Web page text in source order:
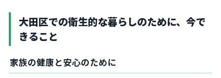
大田区での衛生的な暮らしのために、今で
きること
家族の健康と安心のために